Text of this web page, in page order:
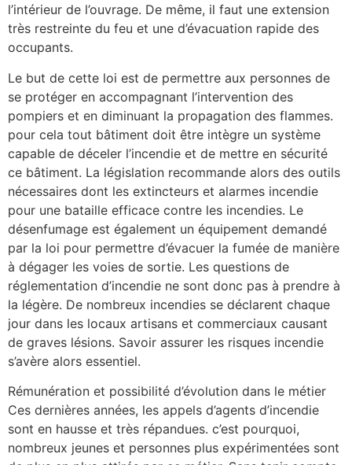
l’intérieur de l’ouvrage. De même, il faut une extension
très restreinte du feu et une d’évacuation rapide des
occupants.
Le but de cette loi est de permettre aux personnes de
se protéger en accompagnant l’intervention des
pompiers et en diminuant la propagation des flammes.
pour cela tout bâtiment doit être intègre un système
capable de déceler l’incendie et de mettre en sécurité
ce bâtiment. La législation recommande alors des outils
nécessaires dont les extincteurs et alarmes incendie
pour une bataille efficace contre les incendies. Le
désenfumage est également un équipement demandé
par la loi pour permettre d’évacuer la fumée de manière
à dégager les voies de sortie. Les questions de
réglementation d’incendie ne sont donc pas à prendre à
la légère. De nombreux incendies se déclarent chaque
jour dans les locaux artisans et commerciaux causant
de graves lésions. Savoir assurer les risques incendie
s’avère alors essentiel.
Rémunération et possibilité d’évolution dans le métier
Ces dernières années, les appels d’agents d’incendie
sont en hausse et très répandues. c’est pourquoi,
nombreux jeunes et personnes plus expérimentées sont